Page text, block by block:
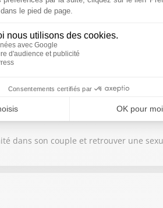
? Et notamment pour éviter les
dans son couple et retrouver une